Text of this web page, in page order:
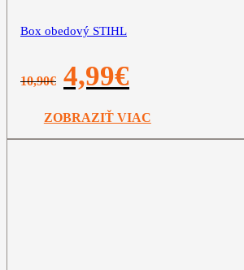
Box obedový STIHL
10,90€
Pôvodná
cena
10,90€.
4,99€
4,99€.
ZOBRAZIŤ VIAC